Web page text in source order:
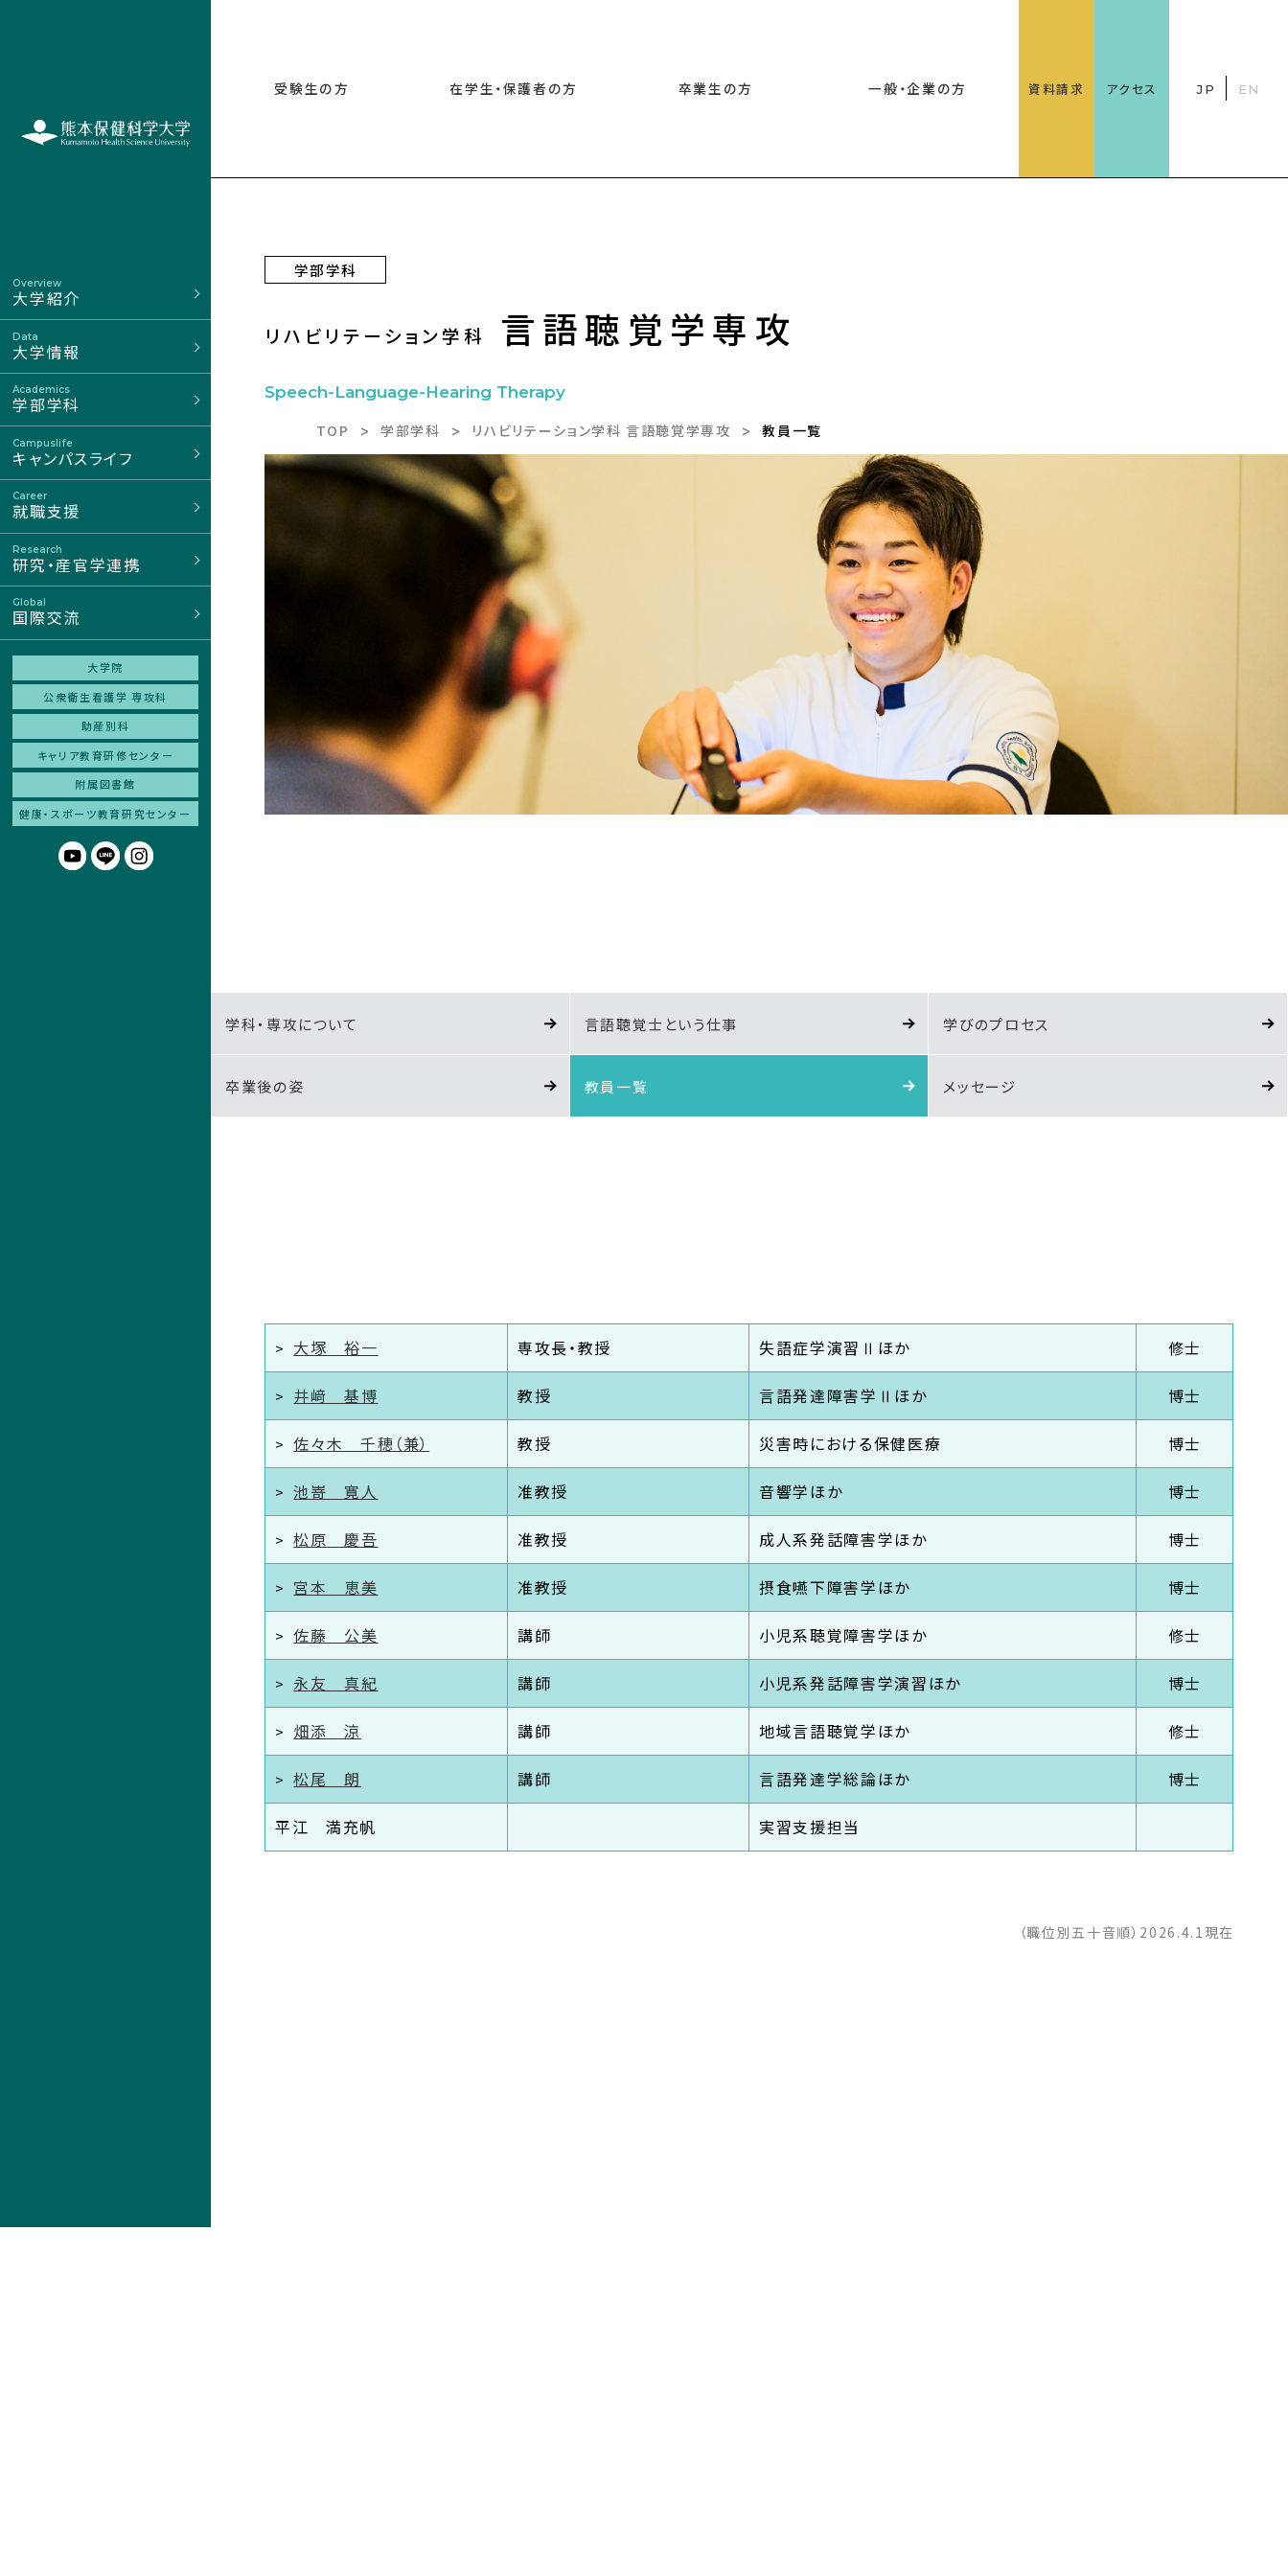
Overview
大学紹介
Data
大学情報
Academics
学部学科
Campuslife
キャンパスライフ
Career
就職支援
Research
研究・産官学連携
Global
国際交流
大学院
公衆衛生看護学 専攻科
助産別科
キャリア教育研修センター
附属図書館
健康・スポーツ教育研究センター
受験生の方 在学生・保護者の方 卒業生の方 一般・企業の方 資料請求 アクセス JP EN
学部学科
リハビリテーション学科 言語聴覚学専攻
Speech-Language-Hearing Therapy
TOP
学部学科 リハビリテーション学科 言語聴覚学専攻 教員一覧
学科・専攻について 言語聴覚士という仕事 学びのプロセス
卒業後の姿 教員一覧 メッセージ
大塚 裕一 専攻長・教授 失語症学演習Ⅱほか 修士
井﨑 基博 教授 言語発達障害学Ⅱほか 博士
佐々木 千穂（兼） 教授 災害時における保健医療 博士
池嵜 寛人 准教授 音響学ほか 博士
松原 慶吾 准教授 成人系発話障害学ほか 博士
宮本 恵美 准教授 摂食嚥下障害学ほか 博士
佐藤 公美 講師 小児系聴覚障害学ほか 修士
永友 真紀 講師 小児系発話障害学演習ほか 博士
畑添 涼 講師 地域言語聴覚学ほか 修士
松尾 朗 講師 言語発達学総論ほか 博士
平江 満充帆 実習支援担当
（職位別五十音順）2026.4.1現在